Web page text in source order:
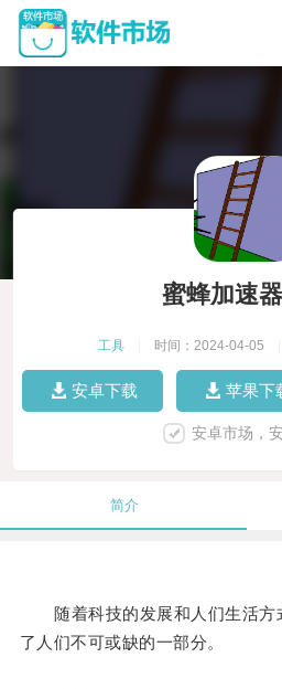
蜜蜂加速
工具 时间：2024-04-05
安卓下载 苹果下
安卓市场，
简介
随着科技的发展和人们生活方
了人们不可或缺的一部分。